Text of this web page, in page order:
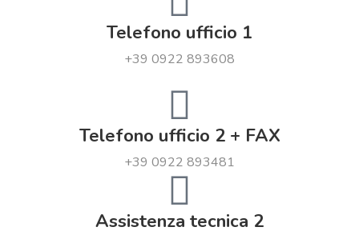
Telefono ufficio 1
+39 0922 893608
Telefono ufficio 2 + FAX
+39 0922 893481
Assistenza tecnica 2